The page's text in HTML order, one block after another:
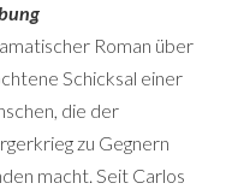
Roman über
Schicksal einer
die der
zu Gegnern
macht. Seit Carlos